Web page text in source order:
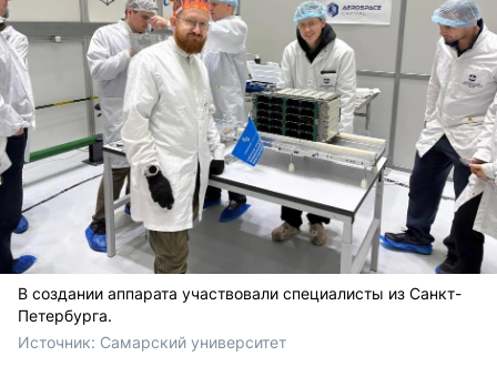
В создании аппарата участвовали специалисты из Санкт-
Петербурга.
Источник: Самарский университет